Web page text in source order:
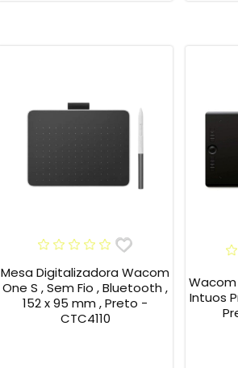
Mesa Digitalizadora Wacom
One S , Sem Fio , Bluetooth ,
152 x 95 mm , Preto -
CTC4110
Intuos